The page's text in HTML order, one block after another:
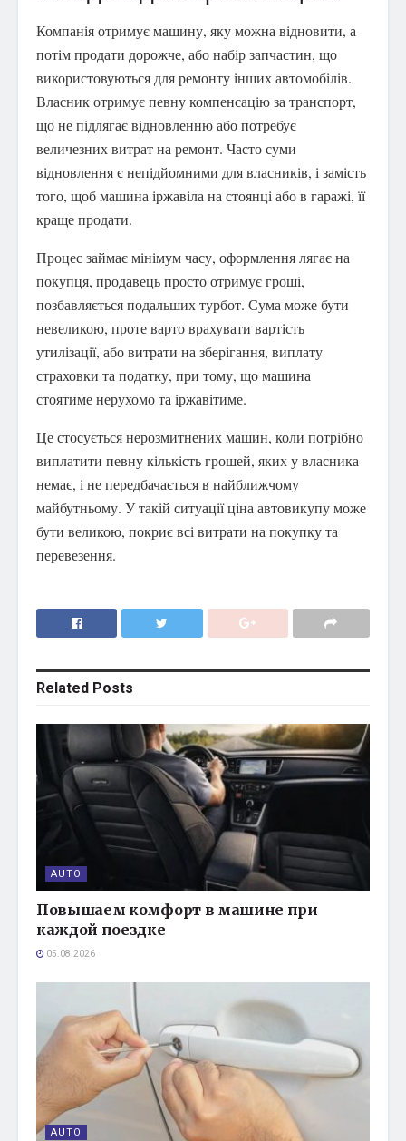
Компанія отримує машину, яку можна відновити, а
потім продати дорожче, або набір запчастин, що
використовуються для ремонту інших автомобілів.
Власник отримує певну компенсацію за транспорт,
що не підлягає відновленню або потребує
величезних витрат на ремонт. Часто суми
відновлення є непідйомними для власників, і замість
того, щоб машина іржавіла на стоянці або в гаражі, її
краще продати.
Процес займає мінімум часу, оформлення лягає на
покупця, продавець просто отримує гроші,
позбавляється подальших турбот. Сума може бути
невеликою, проте варто врахувати вартість
утилізації, або витрати на зберігання, виплату
страховки та податку, при тому, що машина
стоятиме нерухомо та іржавітиме.
Це стосується нерозмитнених машин, коли потрібно
виплатити певну кількість грошей, яких у власника
немає, і не передбачається в найближчому
майбутньому. У такій ситуації ціна автовикупу може
бути великою, покриє всі витрати на покупку та
перевезення.
Related Posts
AUTO
Повышаем комфорт в машине при
каждой поездке
05.08.2026
AUTO